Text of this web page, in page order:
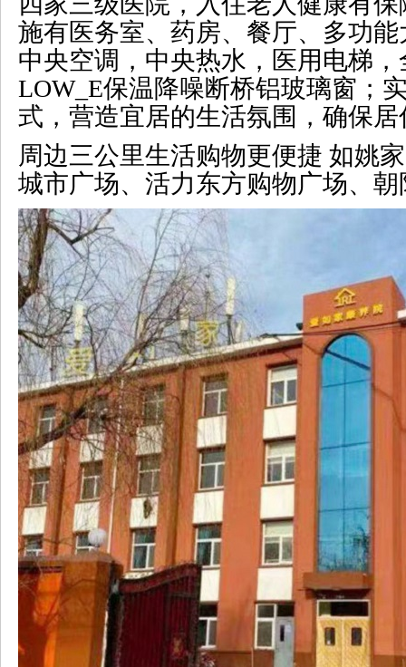
施有医务室、药房、餐厅、多功
中央空调，中央热水，医用电梯
LOW_E保温降噪断桥铝玻璃窗；
式，营造宜居的生活氛围，确保
周边三公里生活购物更便捷 如姚
城市广场、活力东方购物广场、